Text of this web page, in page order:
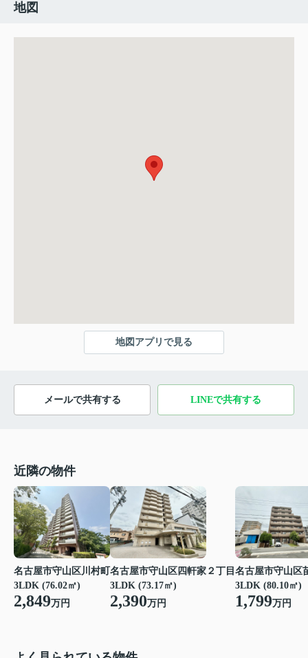
地図
地図アプリで見る
メールで共有する LINEで共有する
近隣の物件
名古屋市守山区川村町
3LDK (76.02㎡)
2,849万円
名古屋市守山区四軒家２丁目
3LDK (73.17㎡)
2,390万円
名古屋市守山区
3LDK (80.10㎡)
1,799万円